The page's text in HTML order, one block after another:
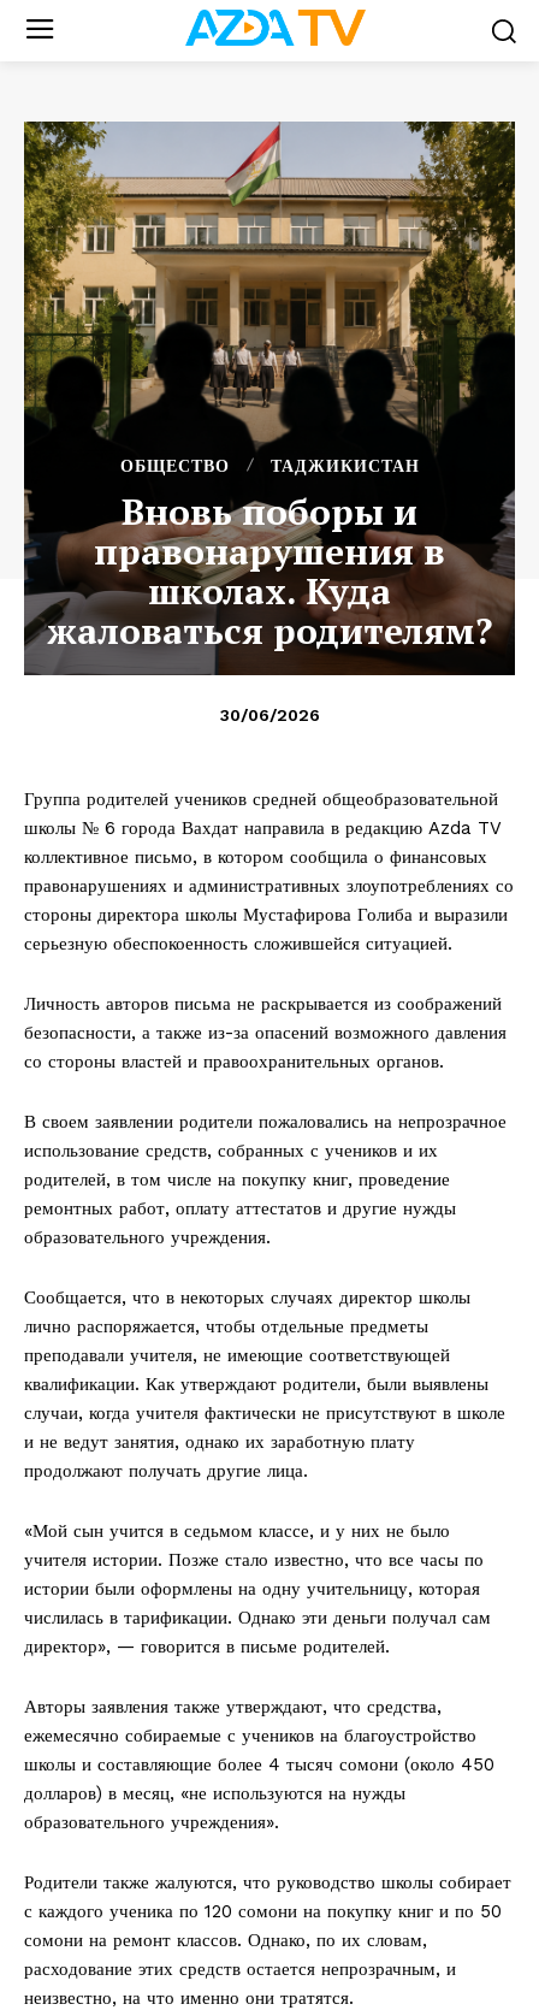
ОБЩЕСТВО ТАДЖИКИСТАН
Вновь поборы и
правонарушения в
школах. Куда
жаловаться родителям?
30/06/2026
Группа родителей учеников средней общеобразовательной
школы № 6 города Вахдат направила в редакцию Azda TV
коллективное письмо, в котором сообщила о финансовых
правонарушениях и административных злоупотреблениях со
стороны директора школы Мустафирова Голиба и выразили
серьезную обеспокоенность сложившейся ситуацией.
Личность авторов письма не раскрывается из соображений
безопасности, а также из-за опасений возможного давления
со стороны властей и правоохранительных органов.
В своем заявлении родители пожаловались на непрозрачное
использование средств, собранных с учеников и их
родителей, в том числе на покупку книг, проведение
ремонтных работ, оплату аттестатов и другие нужды
образовательного учреждения.
Сообщается, что в некоторых случаях директор школы
лично распоряжается, чтобы отдельные предметы
преподавали учителя, не имеющие соответствующей
квалификации. Как утверждают родители, были выявлены
случаи, когда учителя фактически не присутствуют в школе
и не ведут занятия, однако их заработную плату
продолжают получать другие лица.
«Мой сын учится в седьмом классе, и у них не было
учителя истории. Позже стало известно, что все часы по
истории были оформлены на одну учительницу, которая
числилась в тарификации. Однако эти деньги получал сам
директор», — говорится в письме родителей.
Авторы заявления также утверждают, что средства,
ежемесячно собираемые с учеников на благоустройство
школы и составляющие более 4 тысяч сомони (около 450
долларов) в месяц, «не используются на нужды
образовательного учреждения».
Родители также жалуются, что руководство школы собирает
с каждого ученика по 120 сомони на покупку книг и по 50
сомони на ремонт классов. Однако, по их словам,
расходование этих средств остается непрозрачным, и
неизвестно, на что именно они тратятся.